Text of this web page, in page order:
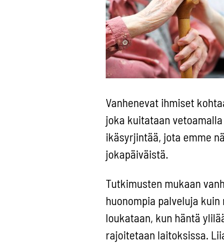
Vanhenevat ihmiset
joka kuitataan
ikäsyrjintää, jota emme
jokapäiväistä.
Tutkimusten mukaan
huonompia palveluja
loukataan, kun häntä
rajoitetaan laitoksissa.